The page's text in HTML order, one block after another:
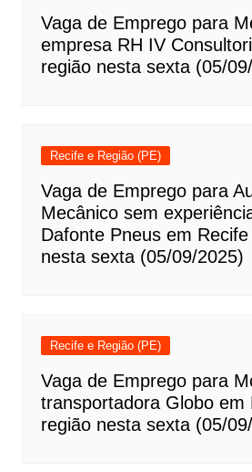
Vaga de Emprego para
empresa RH IV
região nesta sexta (05/
Recife e Região (PE)
Vaga de Emprego para
Mecânico sem
Dafonte Pneus em
nesta sexta (05/09/2025)
Recife e Região (PE)
Vaga de Emprego para
transportadora Globo em
região nesta sexta (05/